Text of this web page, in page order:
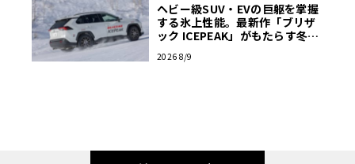
ヘビー級SUV・EVの巨躯を掌握
する氷上性能。最新作「ブリザ
ック ICEPEAK」がもたらす冬の
2026 8/9